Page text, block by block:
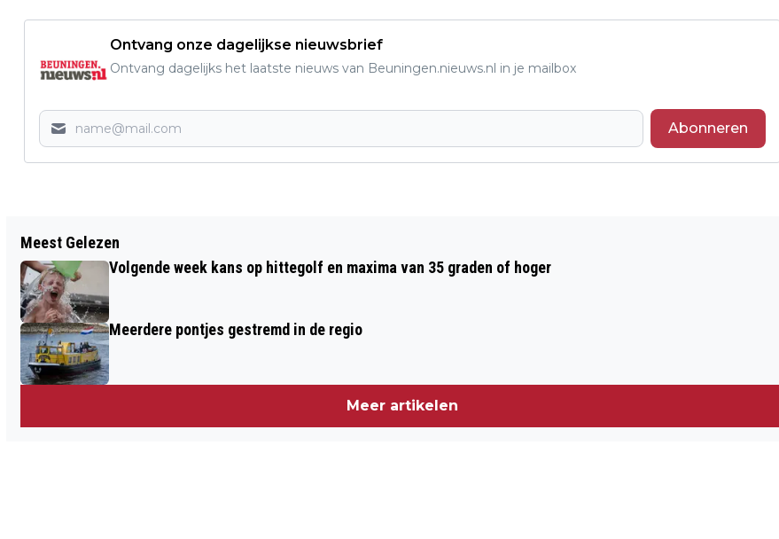
Ontvang onze dagelijkse nieuwsbrief
Ontvang dagelijks het laatste nieuws van Beuningen.nieuws.nl in je mailbox
Abonneren
KONINGINNEDAG WINSSEN 2005
DOOR TE BREKEN
Meest Gelezen
Volgende week kans op hittegolf en maxima van 35 graden of hoger
Meerdere pontjes gestremd in de regio
Meer artikelen